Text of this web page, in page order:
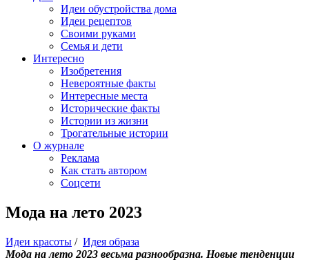
Идеи обустройства дома
Идеи рецептов
Своими руками
Семья и дети
Интересно
Изобретения
Невероятные факты
Интересные места
Исторические факты
Истории из жизни
Трогательные истории
О журнале
Реклама
Как стать автором
Соцсети
Мода на лето 2023
Идеи красоты / Идея образа
Мода на лето 2023 весьма разнообразна. Новые тенденции